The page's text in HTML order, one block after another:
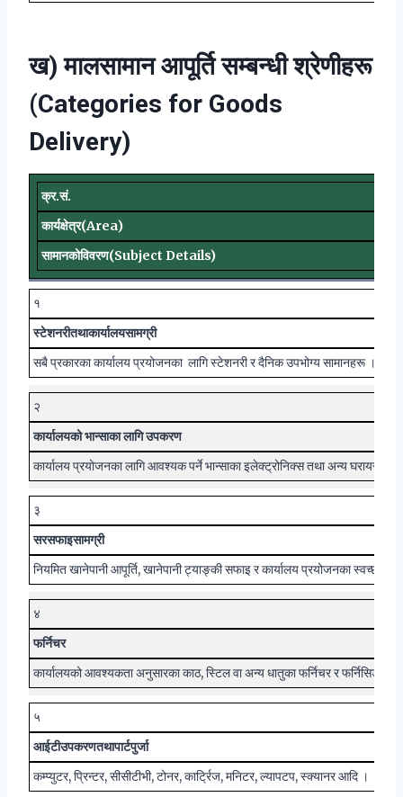
ख) मालसामान आपूर्ति सम्बन्धी श्रेणीहरू
(Categories for Goods
Delivery)
क्र.सं.
कार्यक्षेत्र(Area)
सामानकोविवरण(Subject Details)
१
स्टेशनरीतथाकार्यालयसामग्री
सबै प्रकारका कार्यालय प्रयोजनका लागि स्टेशनरी र दैनिक उपभोग्य सामानहरू ।
२
कार्यालयकोभान्साका लागिउपकरण
कार्यालय प्रयोजनका लागि आवश्यक पर्ने भान्साका इलेक्ट्रोनिक्स तथा अन्य घरायसी
३
सरसफाइसामग्री
नियमित खानेपानी आपूर्ति, खानेपानी ट्याङ्की सफाइ र कार्यालय प्रयोजनका
४
फर्निचर
कार्यालयको आवश्यकता अनुसारका काठ, स्टिल वा अन्य धातुका फर्निचर र फर्निसिङका
५
आईटीउपकरणतथापार्टपुर्जा
कम्प्युटर, प्रिन्टर, सीसीटीभी, टोनर, कार्ट्रिज, मनिटर, ल्यापटप, स्क्यानर आदि ।